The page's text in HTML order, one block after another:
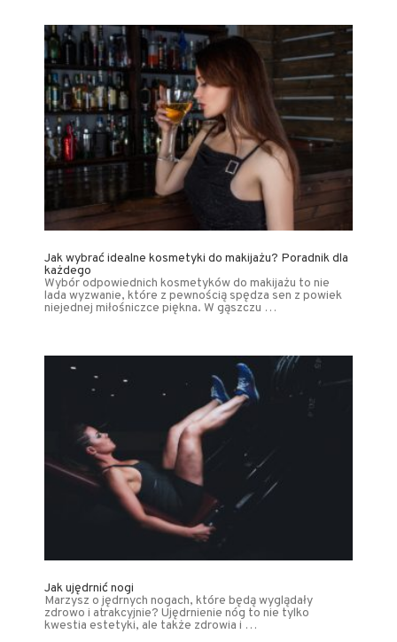
Jak wybrać idealne kosmetyki do makijażu? Poradnik dla
każdego
Wybór odpowiednich kosmetyków do makijażu to nie
lada wyzwanie, które z pewnością spędza sen z powiek
niejednej miłośniczce piękna. W gąszczu …
Jak ujędrnić nogi
Marzysz o jędrnych nogach, które będą wyglądały
zdrowo i atrakcyjnie? Ujędrnienie nóg to nie tylko
kwestia estetyki, ale także zdrowia i …